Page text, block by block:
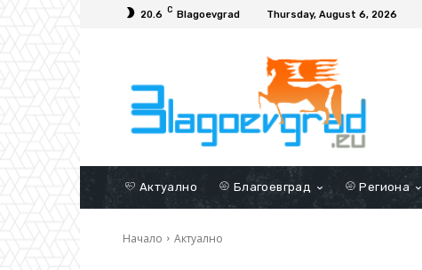
20.6 C Blagoevgrad Thursday, August 6, 2026
Актуално Благоевград Региона
Начало Актуално